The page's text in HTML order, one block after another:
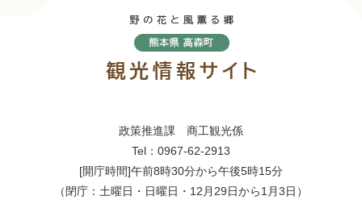
政策推進課 商工観光係
Tel：0967-62-2913
[開庁時間]午前8時30分から午後5時15分
（閉庁：土曜日・日曜日・12月29日から1月3日）